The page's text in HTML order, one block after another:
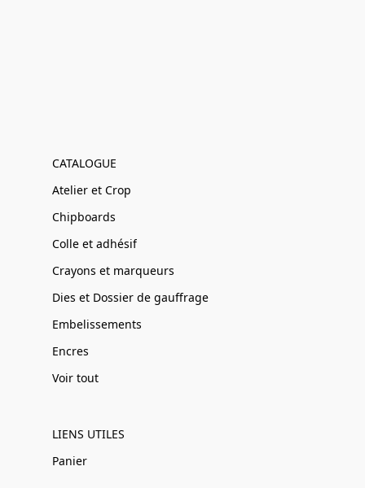
CATALOGUE
Atelier et Crop
Chipboards
Colle et adhésif
Crayons et marqueurs
Dies et Dossier de gauffrage
Embelissements
Encres
Voir tout
LIENS UTILES
Panier